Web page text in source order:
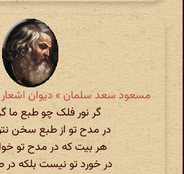
مسعود سعد سلمان » دیوان اشعار »
گر نور فلک چو طبع ما
در مدح تو از طبع سخن
هر بیت که در مدح تو
در خورد تو نیست بلکه